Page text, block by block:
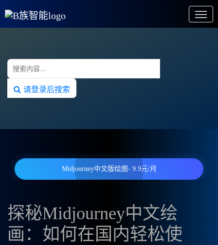
请登录后搜索
Midjourney中文版绘图- 9.9元/月
探秘Midjourney中文绘
画：如何在国内轻松使